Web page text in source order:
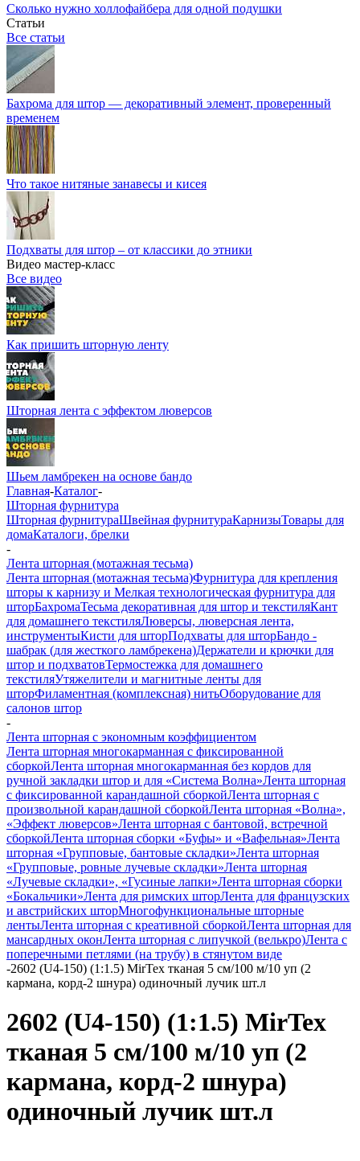
Сколько нужно холлофайбера для одной подушки
Статьи
Все статьи
Бахрома для штор — декоративный элемент, проверенный
временем
Что такое нитяные занавесы и кисея
Подхваты для штор – от классики до этники
Видео мастер-класс
Все видео
Как пришить шторную ленту
Шторная лента с эффектом люверсов
Шьем ламбрекен на основе бандо
Главная-Каталог-
Шторная фурнитура
Шторная фурнитураШвейная фурнитураКарнизыТовары для
домаКаталоги, брелки
-
Лента шторная (мотажная тесьма)
Лента шторная (мотажная тесьма)Фурнитура для крепления
шторы к карнизу и Мелкая технологическая фурнитура для
шторБахромаТесьма декоративная для штор и текстиляКант
для домашнего текстиляЛюверсы, люверсная лента,
инструментыКисти для шторПодхваты для шторБандо -
шабрак (для жесткого ламбрекена)Держатели и крючки для
штор и подхватовТермостежка для домашнего
текстиляУтяжелители и магнитные ленты для
шторФиламентная (комплексная) нитьОборудование для
салонов штор
-
Лента шторная с экономным коэффициентом
Лента шторная многокарманная с фиксированной
сборкойЛента шторная многокарманная без кордов для
ручной закладки штор и для «Система Волна»Лента шторная
с фиксированной карандашной сборкойЛента шторная с
произвольной карандашной сборкойЛента шторная «Волна»,
«Эффект люверсов»Лента шторная с бантовой, встречной
сборкойЛента шторная сборки «Буфы» и «Вафельная»Лента
шторная «Групповые, бантовые складки»Лента шторная
«Групповые, ровные лучевые складки»Лента шторная
«Лучевые складки», «Гусиные лапки»Лента шторная сборки
«Бокальчики»Лента для римских шторЛента для французских
и австрийских шторМногофункциональные шторные
лентыЛента шторная с креативной сборкойЛента шторная для
мансардных оконЛента шторная с липучкой (велькро)Лента с
поперечными петлями (на трубу) в стянутом виде
-2602 (U4-150) (1:1.5) MirTex тканая 5 см/100 м/10 уп (2
кармана, корд-2 шнура) одиночный лучик шт.л
2602 (U4-150) (1:1.5) MirTex
тканая 5 см/100 м/10 уп (2
кармана, корд-2 шнура)
одиночный лучик шт.л